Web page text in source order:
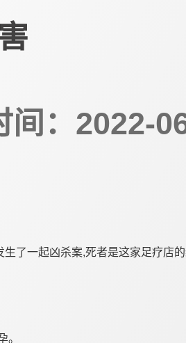
间：2022-
了一起凶杀案,死者是这家足疗店
。